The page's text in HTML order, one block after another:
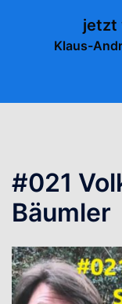
jetzt
Klaus-
#021
Bäumler